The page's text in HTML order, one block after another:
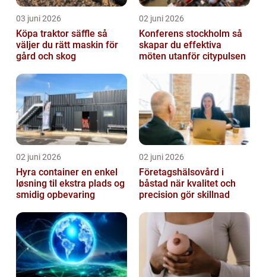
03 juni 2026
Köpa traktor säffle så
väljer du rätt maskin för
gård och skog
02 juni 2026
Konferens stockholm så
skapar du effektiva
möten utanför citypulsen
02 juni 2026
Hyra container en enkel
løsning til ekstra plads og
smidig opbevaring
02 juni 2026
Företagshälsovård i
båstad när kvalitet och
precision gör skillnad